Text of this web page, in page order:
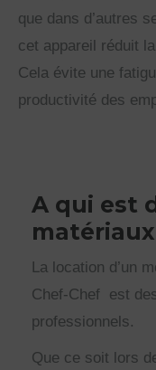
que dans d’autres
cet appareil réduit
Cela évite une
productivité des
A qui est
matériaux
La location d’un
Chef-Chef est
professionnels.
Que ce soit lors